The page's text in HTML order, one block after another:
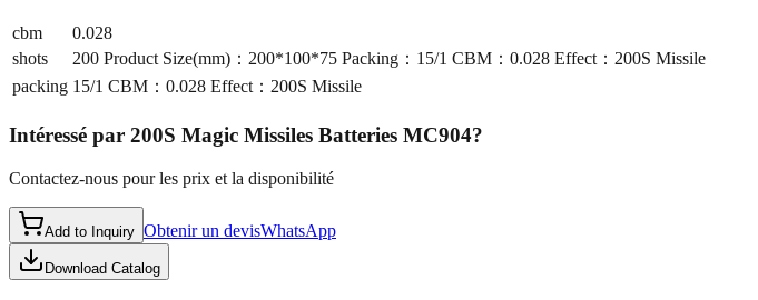
cbm
0.028
shots
200 Product Size(mm)：200*100*75 Packing：15/1 CBM：0.028 Effect：200S Missile
packing 15/1 CBM：0.028 Effect：200S Missile
Intéressé par 200S Magic Missiles Batteries MC904?
Contactez-nous pour les prix et la disponibilité
Add to Inquiry Obtenir un devisWhatsApp
Download Catalog